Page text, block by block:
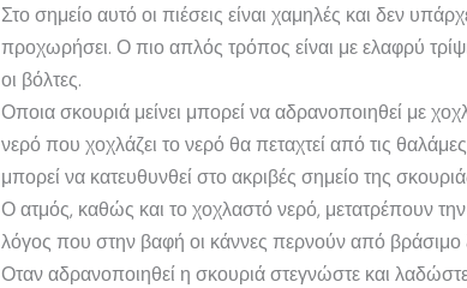
Στο σημείο αυτό οι πιέσεις είναι χαμηλές και δεν
προχωρήσει. Ο πιο απλός τρόπος είναι με ελαφρύ
οι βόλτες.
Οποια σκουριά μείνει μπορεί να αδρανοποιηθεί με
νερό που χοχλάζει το νερό θα πεταχτεί από τις
μπορεί να κατευθυνθεί στο ακριβές σημείο της
Ο ατμός, καθώς και το χοχλαστό νερό, μετατρέπουν
λόγος που στην βαφή οι κάννες περνούν από βράσιμο
Οταν αδρανοποιηθεί η σκουριά στεγνώστε και